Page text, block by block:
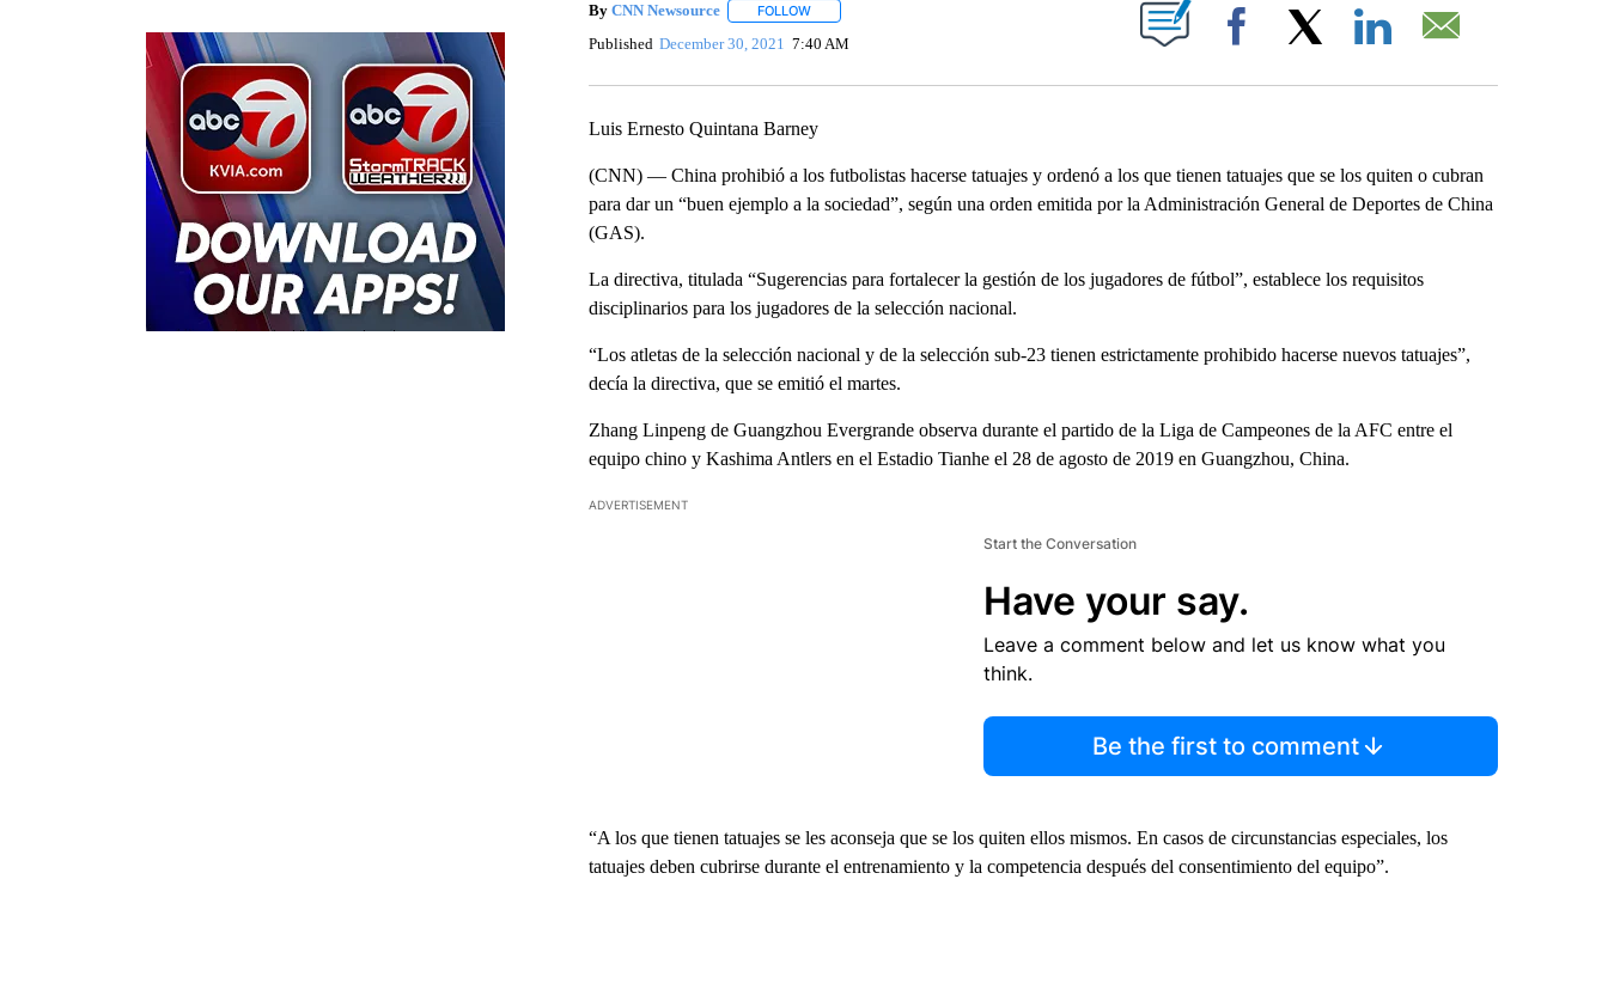
By CNN Newsource FOLLOWFOLLOW "" TO RECEIVE NOTIFICATIONS ABOUT NEW PAGES ON "".
Published December 30, 2021 7:40 AM Facebook
Luis Ernesto Quintana Barney
(CNN) — China prohibió a los futbolistas hacerse tatuajes y ordenó a los que tienen tatuajes que se los quiten o cubran
para dar un “buen ejemplo a la sociedad”, según una orden emitida por la Administración General de Deportes de China
(GAS).
La directiva, titulada “Sugerencias para fortalecer la gestión de los jugadores de fútbol”, establece los requisitos
disciplinarios para los jugadores de la selección nacional.
“Los atletas de la selección nacional y de la selección sub-23 tienen estrictamente prohibido hacerse nuevos tatuajes”,
decía la directiva, que se emitió el martes.
Zhang Linpeng de Guangzhou Evergrande observa durante el partido de la Liga de Campeones de la AFC entre el
equipo chino y Kashima Antlers en el Estadio Tianhe el 28 de agosto de 2019 en Guangzhou, China.
ADVERTISEMENT
Start the Conversation
Have your say.
Leave a comment below and let us know what you
think.
Be the first to comment
“A los que tienen tatuajes se les aconseja que se los quiten ellos mismos. En casos de circunstancias especiales, los
tatuajes deben cubrirse durante el entrenamiento y la competencia después del consentimiento del equipo”.